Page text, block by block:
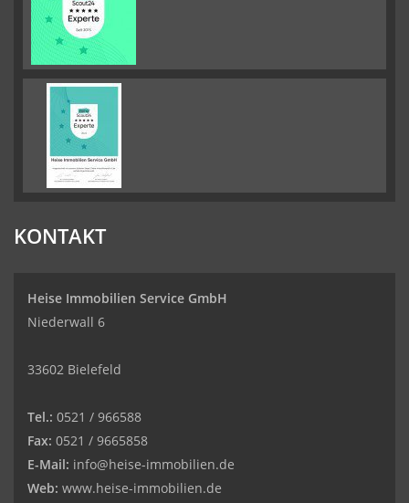
KONTAKT
Heise Immobilien Service GmbH
Niederwall 6
33602 Bielefeld
Tel.: 0521 / 966588
Fax: 0521 / 9665858
E-Mail: info@heise-immobilien.de
Web: www.heise-immobilien.de